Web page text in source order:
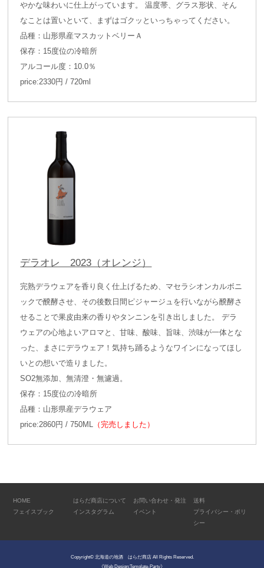
やかな味わいに仕上がっています。 温度帯、グラス形状、そん
なことは置いといて、まずはゴクッといっちゃってください。
品種：山形県産マスカットベリーＡ
保存：15度位の冷暗所
アルコール度：10.0％
price:2330円 / 720ml
デラオレ 2023（オレンジ）
完熟デラウェアを香り良く仕上げるため、マセラシオンカルボニ
ックで醗酵させ、その後数日間ピジャージュを行いながら醗酵さ
せることで果皮由来の香りやタンニンを引き出しました。 デラ
ウェアの心地よいアロマと、甘味、酸味、旨味、渋味が一体とな
った、まさにデラウェア！気持ち踊るようなワインになってほし
いとの想いで造りました。
SO2無添加、無清澄・無濾過。
保存：15度位の冷暗所
品種：山形県産デラウェア
price:2860円 / 750ML （完売しました）
HOME
フェイスブック
はらだ商店について
インスタグラム
お問い合わせ・発注
イベント
送料
プライバシー・ポリ
シー
Copyright© 北海道の地酒 はらだ商店All Rights Reserved.
《Web Design:Template-Party》